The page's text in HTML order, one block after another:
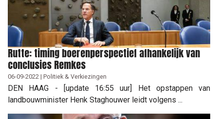
Rutte: timing boerenperspectief afhankelijk van
conclusies Remkes
06-09-2022 | Politiek & Verkiezingen
DEN HAAG - [update 16:55 uur] Het opstappen van
landbouwminister Henk Staghouwer leidt volgens ...